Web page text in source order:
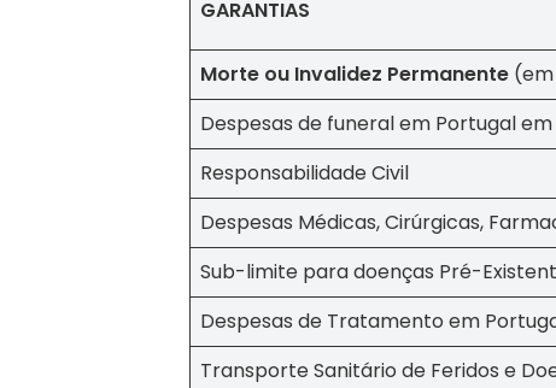
GARANTIAS
Morte ou Invalidez Permanente
Despesas de funeral em Portugal
Responsabilidade Civil
Despesas Médicas, Cirúrgicas,
Sub-limite para doenças Pré-
Despesas de Tratamento em
Transporte Sanitário de Feridos e